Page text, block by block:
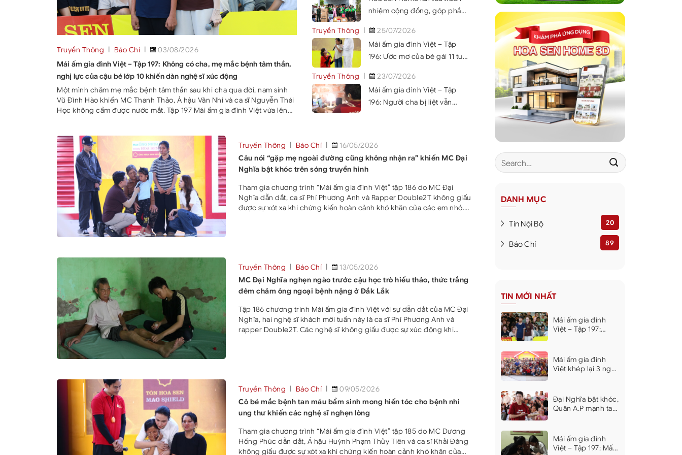
Truyền Thông Báo Chí
03/08/2026
Mái ấm gia đình Việt – Tập 197: Không có cha, mẹ mắc bệnh tâm thần,
nghị lực của cậu bé lớp 10 khiến dàn nghệ sĩ xúc động
Một mình chăm mẹ mắc bệnh tâm thần sau khi cha qua đời, nam sinh
Vũ Đình Hào khiến MC Thanh Thảo, Á hậu Vân Nhi và ca sĩ Nguyễn Thái
Học không cầm được nước mắt. Tập 197 Mái ấm gia đình Việt vừa lên
nhiệm cộng đồng, góp phần
sinh ý nghĩa tại Cà Mau
Truyền Thông
25/07/2026
Mái ấm gia đình Việt – Tập
196: Ước mơ của bé gái 11 tuổi
ngay trên sóng truyền hình
Truyền Thông
23/07/2026
Mái ấm gia đình Việt – Tập
196: Người cha bị liệt vẫn
Truyền Thông Báo Chí
16/05/2026
Câu nói “gặp mẹ ngoài đường cũng không nhận ra” khiến MC Đại
Nghĩa bật khóc trên sóng truyền hình
Tham gia chương trình “Mái ấm gia đình Việt” tập 186 do MC Đại
Nghĩa dẫn dắt, ca sĩ Phí Phương Anh và Rapper Double2T không giấu
được sự xót xa khi chứng kiến hoàn cảnh khó khăn của các em nhỏ.
Truyền Thông
Báo Chí
13/05/2026
MC Đại Nghĩa nghẹn ngào trước cậu học trò hiếu thảo, thức trắng
đêm chăm ông ngoại bệnh nặng ở Đắk Lắk
Tập 186 chương trình Mái ấm gia đình Việt với sự dẫn dắt của MC Đại
Nghĩa, hai nghệ sĩ khách mời tuần này là ca sĩ Phí Phương Anh và
rapper Double2T. Các nghệ sĩ không giấu được sự xúc động khi
Truyền Thông
Báo Chí
09/05/2026
Cô bé mắc bệnh tan máu bẩm sinh mong hiến tóc cho bệnh nhi
ung thư khiến các nghệ sĩ nghẹn lòng
Tham gia chương trình “Mái ấm gia đình Việt” tập 185 do MC Dương
Hồng Phúc dẫn dắt, Á hậu Huỳnh Phạm Thủy Tiên và ca sĩ Khải Đăng
không giấu được sự xót xa khi chứng kiến hoàn cảnh khó khăn của
DANH MỤC
Tin Nội Bộ 20
Báo Chí 89
TIN MỚI NHẤT
Mái ấm gia đình
Việt – Tập 197:
thần, nghị lực của
cậu bé lớp 10 khiến
dàn nghệ sĩ xúc
Mái ấm gia đình
Việt khép lại 3 ngày
đồng cho 18 em
nhỏ khó khăn
Đại Nghĩa bật khóc,
Quân A.P mạnh tay
gia đình Việt Khánh
Hòa
Mái ấm gia đình
Việt – Tập 197: Mất